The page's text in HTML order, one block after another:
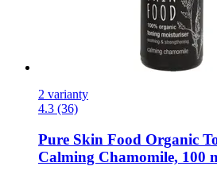
2 varianty
4.3 (36)
Pure Skin Food Organic
Calming Chamomile, 100